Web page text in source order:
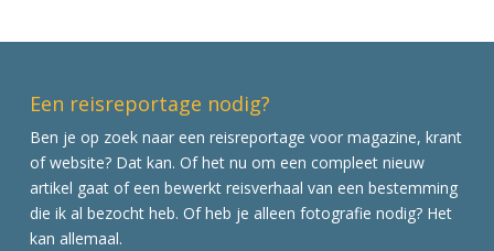
Een reisreportage nodig?
Ben je op zoek naar een reisreportage voor magazine, krant
of website? Dat kan. Of het nu om een compleet nieuw
artikel gaat of een bewerkt reisverhaal van een bestemming
die ik al bezocht heb. Of heb je alleen fotografie nodig? Het
kan allemaal.